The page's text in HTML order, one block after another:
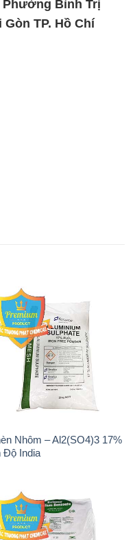
Phường Bình Trị
TP. Hồ Chí
Nhôm – Al2(SO4)3 17%
Độ India